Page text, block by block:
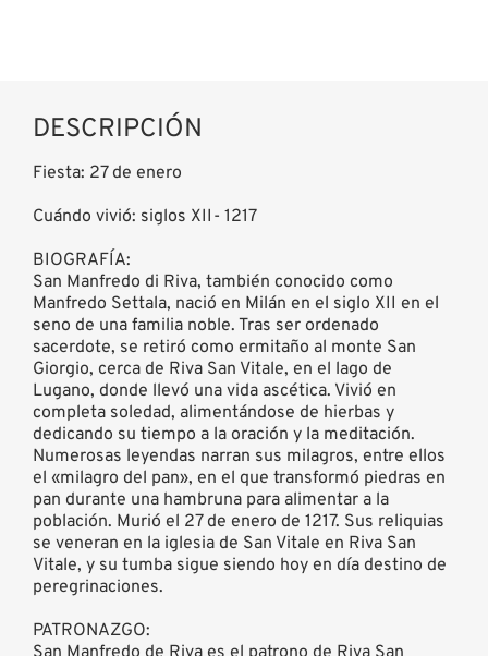
DESCRIPCIÓN
Fiesta: 27 de enero
Cuándo vivió: siglos XII- 1217
BIOGRAFÍA:
San Manfredo di Riva, también conocido como
Manfredo Settala, nació en Milán en el siglo XII en el
seno de una familia noble. Tras ser ordenado
sacerdote, se retiró como ermitaño al monte San
Giorgio, cerca de Riva San Vitale, en el lago de
Lugano, donde llevó una vida ascética. Vivió en
completa soledad, alimentándose de hierbas y
dedicando su tiempo a la oración y la meditación.
Numerosas leyendas narran sus milagros, entre ellos
el «milagro del pan», en el que transformó piedras en
pan durante una hambruna para alimentar a la
población. Murió el 27 de enero de 1217. Sus reliquias
se veneran en la iglesia de San Vitale en Riva San
Vitale, y su tumba sigue siendo hoy en día destino de
peregrinaciones.
PATRONAZGO: